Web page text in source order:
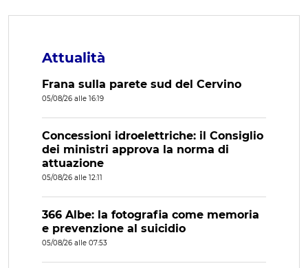
Attualità
Frana sulla parete sud del Cervino
05/08/26 alle 16:19
Concessioni idroelettriche: il Consiglio
dei ministri approva la norma di
attuazione
05/08/26 alle 12:11
366 Albe: la fotografia come memoria
e prevenzione al suicidio
05/08/26 alle 07:53